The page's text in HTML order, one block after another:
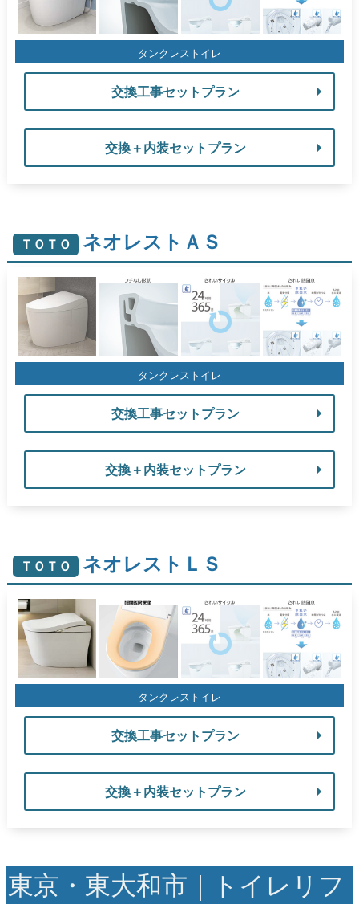
タンクレストイレ
交換工事セットプラン
交換＋内装セットプラン
ＴＯＴＯ ネオレストＡＳ
タンクレストイレ
交換工事セットプラン
交換＋内装セットプラン
ＴＯＴＯ ネオレストＬＳ
タンクレストイレ
交換工事セットプラン
交換＋内装セットプラン
東京・東大和市｜トイレリフ